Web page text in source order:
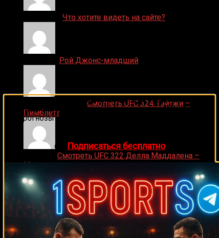
Что хотите видеть на сайте?
Рой Джонс-младший
Смотреть UFC 324: Гэйтжи –
Пимблетт
Смотреть UFC 322 Делла Маддалена –
Махачев
Случайные боксеры
Тимо Хоффманн Ли Вуд Зeлфa Бaррeтт Карлос Риос Кертис Блэйдс
Шавкат Рахмонов Флойд Каммингс Оскар Де Ла
Хойя
Джесс Уиллард Арт Таккер Эйджей Картер
Дэйв Грин
🔥 Хочешь зарабатывать на спорте?
Подписывайся на наш Telegram-канал1Sports
прогнозы на единоборства и другие виды спорта
👉 Подписаться бесплатно